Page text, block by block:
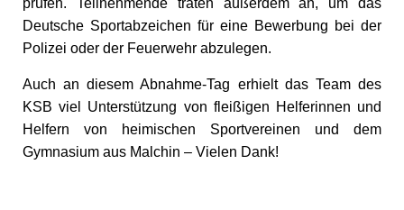
prüfen. Teilnehmende traten außerdem an, um das
Deutsche Sportabzeichen für eine Bewerbung bei der
Polizei oder der Feuerwehr abzulegen.
Auch an diesem Abnahme-Tag erhielt das Team des
KSB viel Unterstützung von fleißigen Helferinnen und
Helfern von heimischen Sportvereinen und dem
Gymnasium aus Malchin – Vielen Dank!